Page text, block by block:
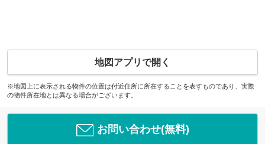
地図アプリで開く
※地図上に表示される物件の位置は付近住所に所在することを表すものであり、実際
の物件所在地とは異なる場合がございます。
お問い合わせ(無料)